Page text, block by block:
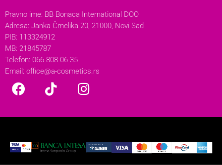
Pravno ime: BB Bonaca International DOO
Adresa: Janka Čmelika 20, 21000, Novi Sad
PIB: 113324912
MB: 21845787
Telefon: 066 808 06 35
Email: office@a-cosmetics.rs